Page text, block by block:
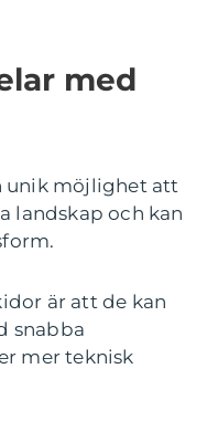
med
unik möjlighet att
landskap och kan
är att de kan
snabba
mer teknisk